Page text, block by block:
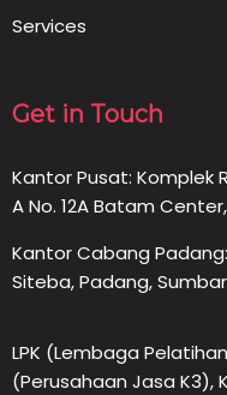
Services
Get in Touch
Kantor Pusat: Komplek
A No. 12A Batam
Kantor Cabang
Siteba, Padang, Sumbar
LPK (Lembaga
(Perusahaan Jasa K3),